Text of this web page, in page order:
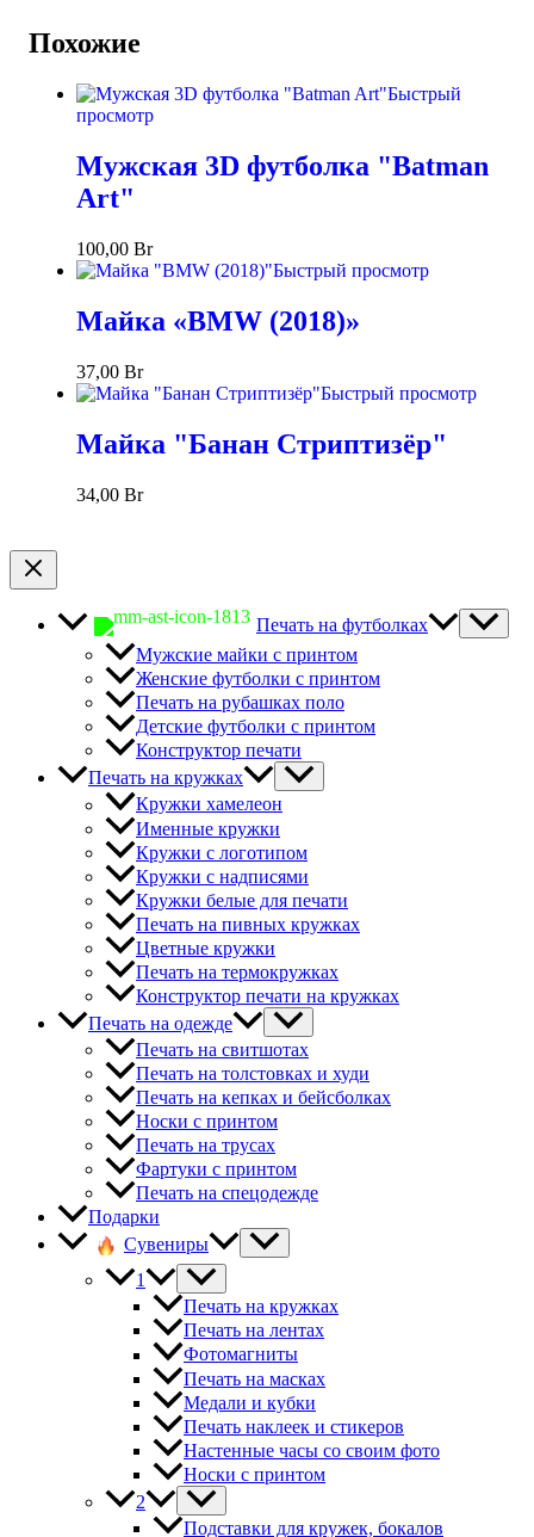
Похожие
Быстрый
просмотр
Мужская 3D футболка "Batman
Art"
100,00 Br
Быстрый просмотр
Майка «BMW (2018)»
37,00 Br
Быстрый просмотр
Майка "Банан Стриптизёр"
34,00 Br
Печать на футболках
Мужские майки с принтом
Женские футболки с принтом
Печать на рубашках поло
Детские футболки с принтом
Конструктор печати
Печать на кружках
Кружки хамелеон
Именные кружки
Кружки с логотипом
Кружки с надписями
Кружки белые для печати
Печать на пивных кружках
Цветные кружки
Печать на термокружках
Конструктор печати на кружках
Печать на одежде
Печать на свитшотах
Печать на толстовках и худи
Печать на кепках и бейсболках
Носки с принтом
Печать на трусах
Фартуки с принтом
Печать на спецодежде
Подарки
Сувениры
1
Печать на кружках
Печать на лентах
Фотомагниты
Печать на масках
Медали и кубки
Печать наклеек и стикеров
Настенные часы со своим фото
Носки с принтом
2
Подставки для кружек, бокалов